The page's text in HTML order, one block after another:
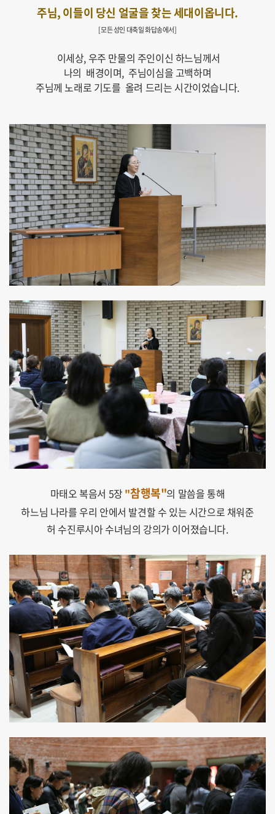
주님, 이들이 당신 얼굴을 찾는 세대이옵니다.
[모든 성인 대축일 화답송에서]
이세상, 우주 만물의 주인이신 하느님께서
나의 배경이며, 주님이심을 고백하며
주님께 노래로 기도를 올려 드리는 시간이었습니다.
마태오 복음서 5장 "참행복"의 말씀을 통해
하느님 나라를 우리 안에서 발견할 수 있는 시간으로 채워준
허 수진루시아 수녀님의 강의가 이어졌습니다.